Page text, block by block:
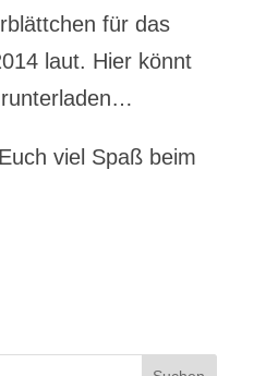
für das
laut. Hier könnt
runterladen…
viel Spaß beim